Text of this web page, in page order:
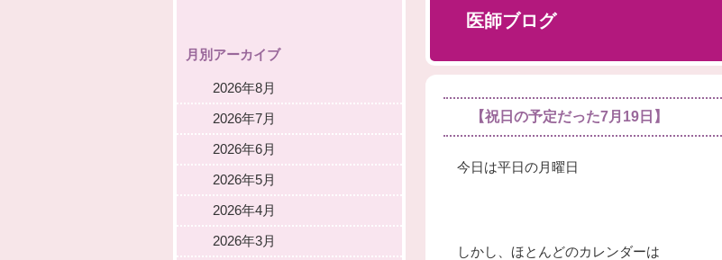
医師ブログ
【祝日の予定だった7月19日】
今日は平日の月曜日
しかし、ほとんどのカレンダーは
月別アーカイブ
2026年8月
2026年7月
2026年6月
2026年5月
2026年4月
2026年3月